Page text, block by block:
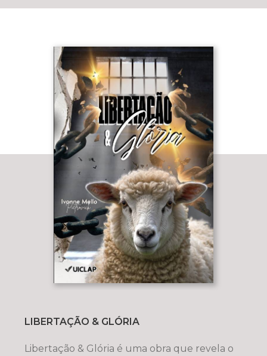
LIBERTAÇÃO & GLÓRIA
Libertação & Glória é uma obra que revela o